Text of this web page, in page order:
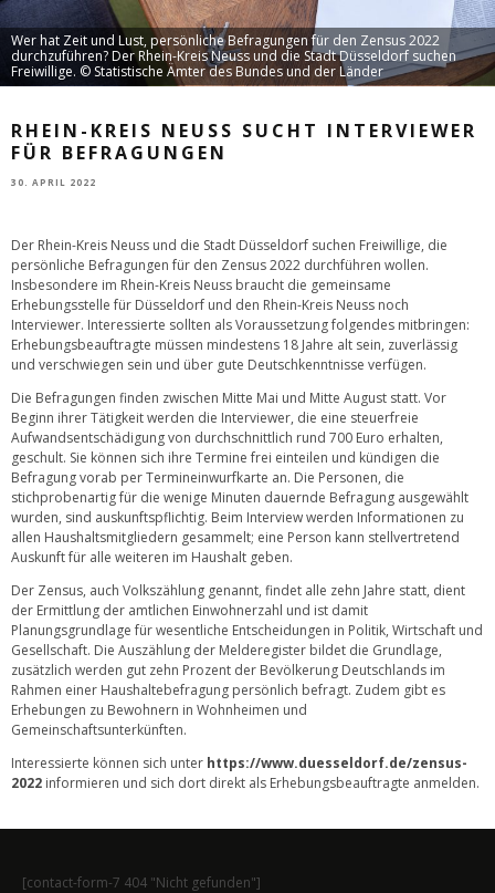
Wer hat Zeit und Lust, persönliche Befragungen für den Zensus 2022
durchzuführen? Der Rhein-Kreis Neuss und die Stadt Düsseldorf suchen
Freiwillige. © Statistische Ämter des Bundes und der Länder
RHEIN-KREIS NEUSS SUCHT INTERVIEWER
FÜR BEFRAGUNGEN
30. APRIL 2022
Der Rhein-Kreis Neuss und die Stadt Düsseldorf suchen Freiwillige, die
persönliche Befragungen für den Zensus 2022 durchführen wollen.
Insbesondere im Rhein-Kreis Neuss braucht die gemeinsame
Erhebungsstelle für Düsseldorf und den Rhein-Kreis Neuss noch
Interviewer. Interessierte sollten als Voraussetzung folgendes mitbringen:
Erhebungsbeauftragte müssen mindestens 18 Jahre alt sein, zuverlässig
und verschwiegen sein und über gute Deutschkenntnisse verfügen.
Die Befragungen finden zwischen Mitte Mai und Mitte August statt. Vor
Beginn ihrer Tätigkeit werden die Interviewer, die eine steuerfreie
Aufwandsentschädigung von durchschnittlich rund 700 Euro erhalten,
geschult. Sie können sich ihre Termine frei einteilen und kündigen die
Befragung vorab per Termineinwurfkarte an. Die Personen, die
stichprobenartig für die wenige Minuten dauernde Befragung ausgewählt
wurden, sind auskunftspflichtig. Beim Interview werden Informationen zu
allen Haushaltsmitgliedern gesammelt; eine Person kann stellvertretend
Auskunft für alle weiteren im Haushalt geben.
Der Zensus, auch Volkszählung genannt, findet alle zehn Jahre statt, dient
der Ermittlung der amtlichen Einwohnerzahl und ist damit
Planungsgrundlage für wesentliche Entscheidungen in Politik, Wirtschaft und
Gesellschaft. Die Auszählung der Melderegister bildet die Grundlage,
zusätzlich werden gut zehn Prozent der Bevölkerung Deutschlands im
Rahmen einer Haushaltebefragung persönlich befragt. Zudem gibt es
Erhebungen zu Bewohnern in Wohnheimen und
Gemeinschaftsunterkünften.
Interessierte können sich unter https://www.duesseldorf.de/zensus-
2022 informieren und sich dort direkt als Erhebungsbeauftragte anmelden.
[contact-form-7 404 "Nicht gefunden"]